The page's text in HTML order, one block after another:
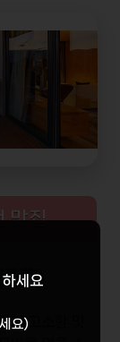
맛집
葉)
과 고소한 맛
세요
요)